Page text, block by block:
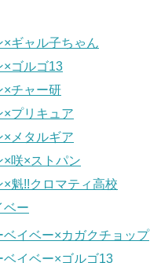
×ギャル子ちゃん
×ゴルゴ13
×チャー研
×プリキュア
×メタルギア
×咲×ストパン
×魁!!クロマティ高校
ベー
ベイベー×カガクチョップ
ベイベー×ゴルゴ13